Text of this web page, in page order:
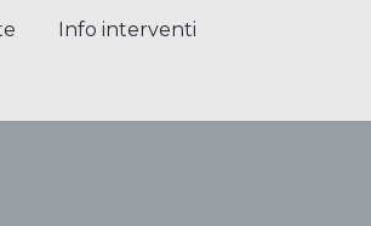
Info interventi
Info interventi